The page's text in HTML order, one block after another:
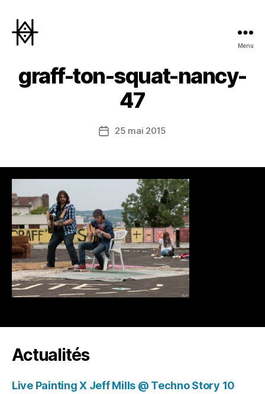
Menu
graff-ton-squat-nancy-
47
Date25 mai 2015
Actualités
Live Painting X Jeff Mills @ Techno Story 10